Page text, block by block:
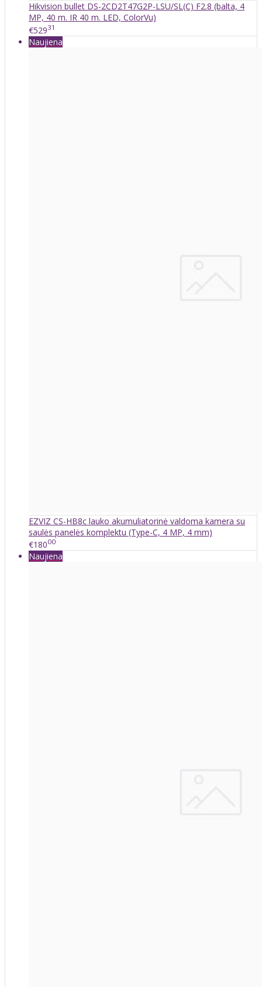
Hikvision bullet DS-2CD2T47G2P-LSU/SL(C) F2.8 (balta, 4
MP, 40 m. IR 40 m. LED, ColorVu)
€52931
Naujiena
EZVIZ CS-HB8c lauko akumuliatorinė valdoma kamera su
saulės panelės komplektu (Type-C, 4 MP, 4 mm)
€18000
Naujiena